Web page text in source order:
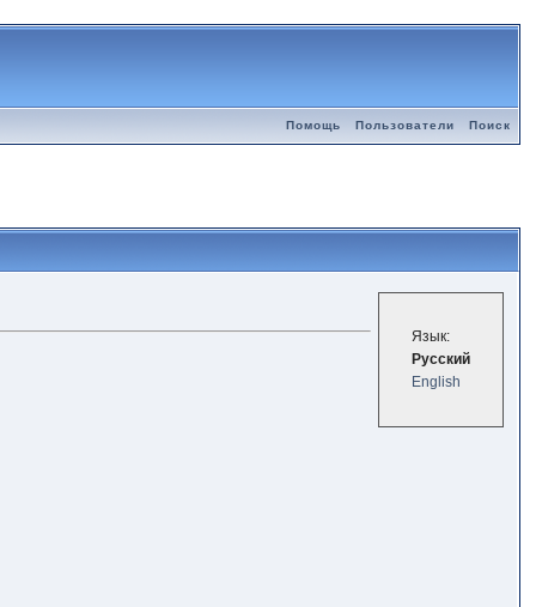
Помощь Пользователи Поиск
Язык:
Русский
English